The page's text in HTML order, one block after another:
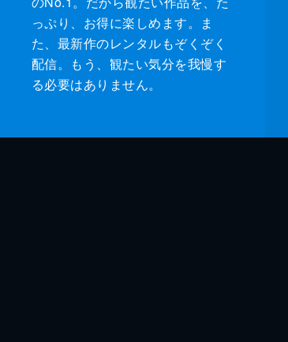
っぷり、お得に楽しめます。ま
た、最新作のレンタルもぞくぞく
配信。もう、観たい気分を我慢す
る必要はありません。